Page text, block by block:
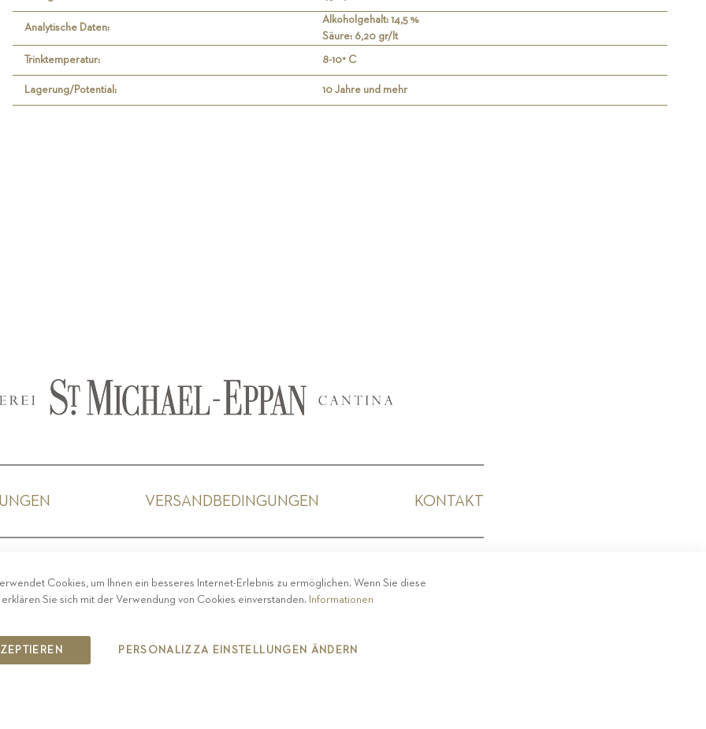
Analytische Daten:
Alkoholgehalt: 14,5 %
Säure: 6,20 gr/lt
Trinktemperatur: 8-10° C
Lagerung/Potential: 10 Jahre und mehr
VERSANDBEDINGUNGEN KONTAKT
COPYRIGHT 2019 ST.MICHAEL - EPPAN
Cookies, um Ihnen ein besseres Internet-Erlebnis zu ermöglichen. Wenn Sie diese
Sie sich mit der Verwendung von Cookies einverstanden. Informationen
PERSONALIZZA EINSTELLUNGEN ÄNDERN